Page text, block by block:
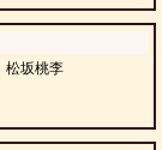
松坂桃李